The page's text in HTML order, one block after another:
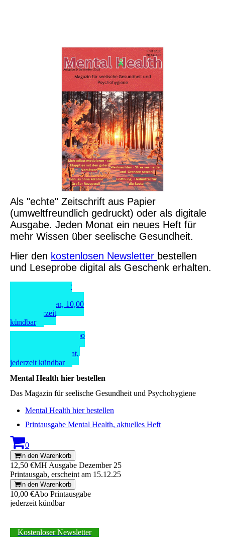
Als "echte" Zeitschrift aus Papier
(umweltfreundlich gedruckt) oder als digitale
Ausgabe. Jeden Monat ein neues Heft für
mehr Wissen über seelische Gesundheit.
Hier den kostenlosen Newsletter bestellen
und Leseprobe digital als Geschenk erhalten.
Hier das Abo der
PayPal bestellen, 10,00
Euro, jederzeit
kündbar
Hier das digitale Abo
über PayPal bestellen,
5,00 Euro pro Monat,
jederzeit kündbar
Mental Health hier bestellen
Das Magazin für seelische Gesundheit und Psychohygiene
Mental Health hier bestellen
Printausgabe Mental Health, aktuelles Heft
0
In den Warenkorb
12,50 €MH Ausgabe Dezember 25
Printausgab, erscheint am 15.12.25
In den Warenkorb
10,00 €Abo Printausgabe
jederzeit kündbar
Kostenloser Newsletter